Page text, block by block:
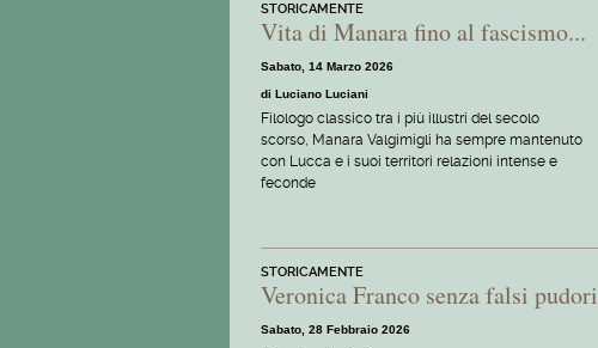
STORICAMENTE
Vita di Manara fino al fascismo...
Sabato, 14 Marzo 2026
di Luciano Luciani
Filologo classico tra i più illustri del secolo
scorso, Manara Valgimigli ha sempre mantenuto
con Lucca e i suoi territori relazioni intense e
feconde
STORICAMENTE
Veronica Franco senza falsi pudori
Sabato, 28 Febbraio 2026